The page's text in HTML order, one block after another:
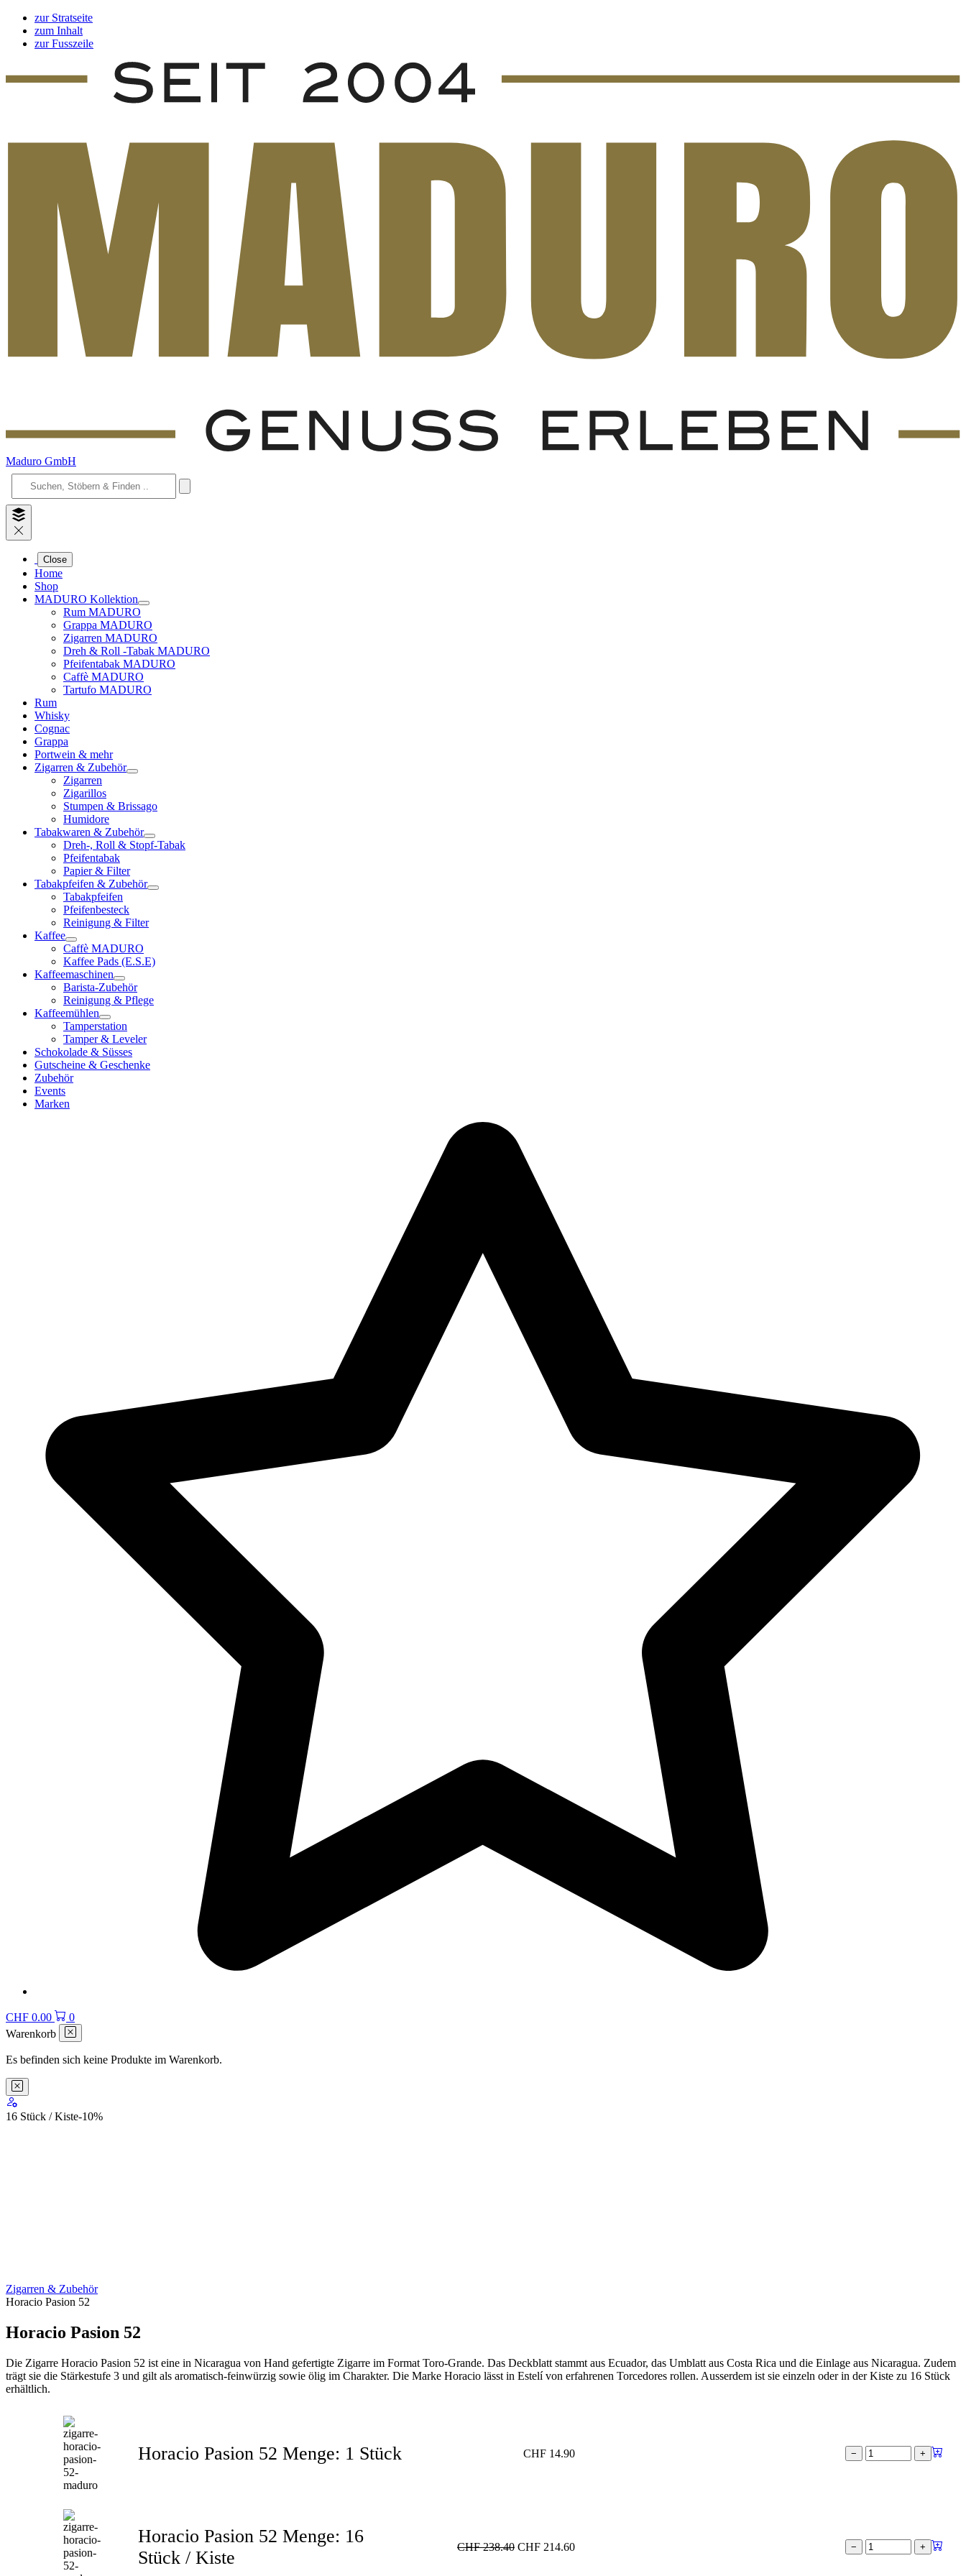
zur Stratseite
zum Inhalt
zur Fusszeile
Maduro GmbH
Close
Home
Shop
MADURO Kollektion
Rum MADURO
Grappa MADURO
Zigarren MADURO
Dreh & Roll -Tabak MADURO
Pfeifentabak MADURO
Caffè MADURO
Tartufo MADURO
Rum
Whisky
Cognac
Grappa
Portwein & mehr
Zigarren & Zubehör
Zigarren
Zigarillos
Stumpen & Brissago
Humidore
Tabakwaren & Zubehör
Dreh-, Roll & Stopf-Tabak
Pfeifentabak
Papier & Filter
Tabakpfeifen & Zubehör
Tabakpfeifen
Pfeifenbesteck
Reinigung & Filter
Kaffee
Caffè MADURO
Kaffee Pads (E.S.E)
Kaffeemaschinen
Barista-Zubehör
Reinigung & Pflege
Kaffeemühlen
Tamperstation
Tamper & Leveler
Schokolade & Süsses
Gutscheine & Geschenke
Zubehör
Events
Marken
CHF 0.00
0
Warenkorb
Es befinden sich keine Produkte im Warenkorb.
16 Stück / Kiste-10%
Zigarren & Zubehör
Horacio Pasion 52
Horacio Pasion 52
Die Zigarre Horacio Pasion 52 ist eine in Nicaragua von Hand gefertigte Zigarre im Format Toro-Grande. Das Deckblatt stammt aus Ecuador, das Umblatt aus Costa Rica und die Einlage aus Nicaragua. Zudem
trägt sie die Stärkestufe 3 und gilt als aromatisch-feinwürzig sowie ölig im Charakter. Die Marke Horacio lässt in Estelí von erfahrenen Torcedores rollen. Ausserdem ist sie einzeln oder in der Kiste zu 16 Stück
erhältlich.
Horacio Pasion 52 Menge: 1 Stück CHF 14.90 − +
Horacio Pasion 52 Menge: 16
Stück / Kiste
CHF238.40 CHF 214.60 − +